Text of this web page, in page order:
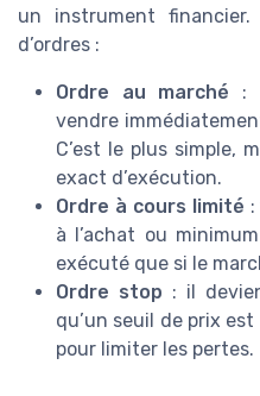
un instrument
d’ordres :
Ordre au marché :
vendre
C’est le plus simple,
exact d’exécution.
Ordre à cours limité
à l’achat ou
exécuté que si le
Ordre stop : il
qu’un seuil de prix
pour limiter les pertes.